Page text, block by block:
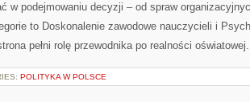
w podejmowaniu decyzji – od spraw
to Doskonalenie zawodowe nauczycieli i
pełni rolę przewodnika po realności
POLITYKA W POLSCE